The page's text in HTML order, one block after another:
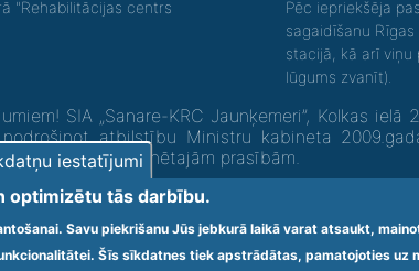
"Rehabilitācijas centrs
Pēc iepriekšēja
sagaidīšanu
stacijā, kā arī viņu
lūgums zvanīt).
SIA „Sanare-KRC Jaunķemeri”, Kolkas ielā
atbilstību Ministru kabineta
minētajām prasībām.
iestatījumi
optimizētu tās darbību.
Savu piekrišanu Jūs jebkurā laikā varat atsaukt,
Šīs sīkdatnes tiek apstrādātas, pamatojoties uz